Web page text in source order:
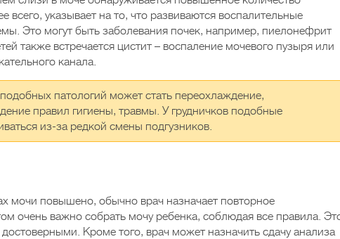
всего, указывает на то, что развиваются воспалительные
Это могут быть заболевания почек, например, пиелонефрит
также встречается цистит – воспаление мочевого пузыря или
канала.
патологий может стать переохлаждение,
правил гигиены, травмы. У грудничков подобные
из-за редкой смены подгузников.
мочи повышено, обычно врач назначает повторное
очень важно собрать мочу ребенка, соблюдая все правила.
Кроме того, врач может назначить сдачу анализа